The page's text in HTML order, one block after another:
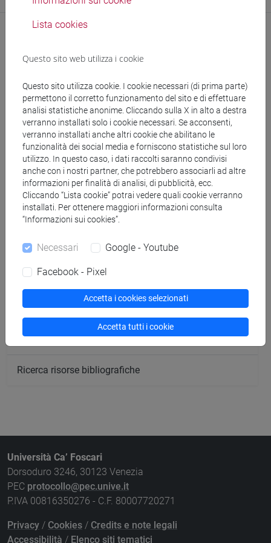
segui il feed
Cerca nel sito
Ricerca persone
Ricerca insegnamenti
Ricerca aule
Ricerca sedi
Ricerca strutture
Ricerca pubblicazioni
Ricerca risorse bibliografiche
Università Ca’ Foscari
Dorsoduro 3246, 30123 Venezia
PEC protocollo@pec.unive.it
P.IVA 00816350276 - C.F. 80007720271
Privacy / Cookies / Credits e note legali
Accessibilità / Elenco siti tematici
Lista cookies
Questo sito web utilizza i cookie
Questo sito utilizza cookie. I cookie necessari (di prima parte)
permettono il corretto funzionamento del sito e di effettuare
analisi statistiche anonime. Cliccando sulla X in alto a destra
verranno installati solo i cookie necessari. Se acconsenti,
verranno installati anche altri cookie che abilitano le
funzionalità dei social media e forniscono statistiche sul loro
utilizzo. In questo caso, i dati raccolti saranno condivisi
anche con i nostri partner, che potrebbero associarli ad altre
informazioni per finalità di analisi, di pubblicità, ecc.
Cliccando “Lista cookie” potrai vedere quali cookie verranno
installati. Per ottenere maggiori informazioni consulta
“Informazioni sui cookies”.
Necessari Google - Youtube
Facebook - Pixel
Accetta i cookies selezionati
Accetta tutti i cookie